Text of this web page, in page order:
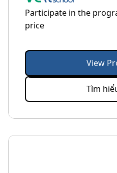
Participate in the
price
View
Tìm